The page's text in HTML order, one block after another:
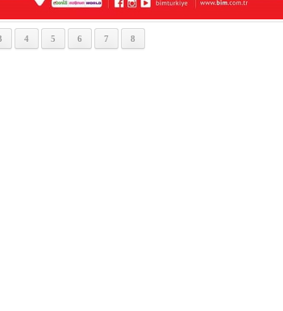
4 5 6 7 8